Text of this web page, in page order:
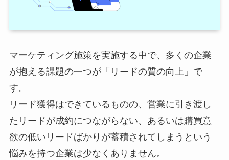
マーケティング施策を実施する中で、多くの企業
が抱える課題の一つが「リードの質の向上」で
す。
リード獲得はできているものの、営業に引き渡し
たリードが成約につながらない、あるいは購買意
欲の低いリードばかりが蓄積されてしまうという
悩みを持つ企業は少なくありません。